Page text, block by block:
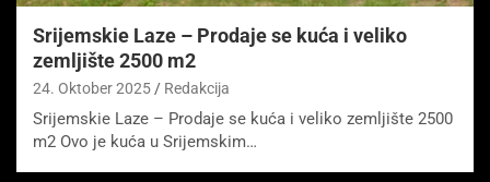
Srijemskie Laze – Prodaje se kuća i veliko
zemljište 2500 m2
24. Oktober 2025 Redakcija
Srijemskie Laze – Prodaje se kuća i veliko zemljište 2500
m2 Ovo je kuća u Srijemskim…